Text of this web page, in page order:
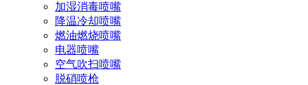
加湿消毒喷嘴
降温冷却喷嘴
燃油燃烧喷嘴
电器喷嘴
空气吹扫喷嘴
脱硝喷枪